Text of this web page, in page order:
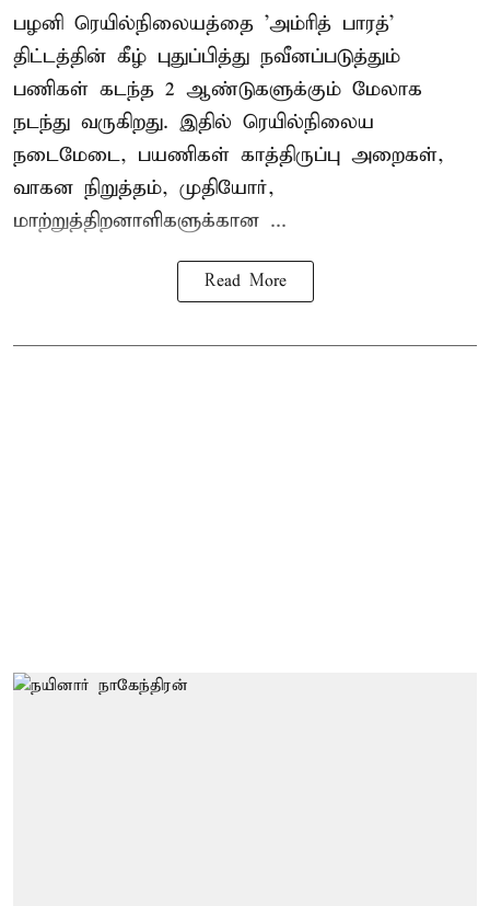
பழனி ரெயில்நிலையத்தை 'அம்ரித் பாரத்'
திட்டத்தின் கீழ் புதுப்பித்து நவீனப்படுத்தும்
பணிகள் கடந்த 2 ஆண்டுகளுக்கும் மேலாக
நடந்து வருகிறது. இதில் ரெயில்நிலைய
நடைமேடை, பயணிகள் காத்திருப்பு அறைகள்,
வாகன நிறுத்தம், முதியோர்,
மாற்றுத்திறனாளிகளுக்கான ...
Read More